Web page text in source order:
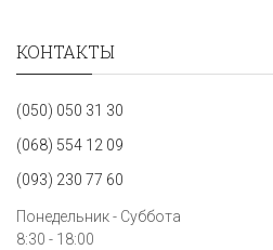
КОНТАКТЫ
(050) 050 31 30
(068) 554 12 09
(093) 230 77 60
Понедельник - Суббота
8:30 - 18:00